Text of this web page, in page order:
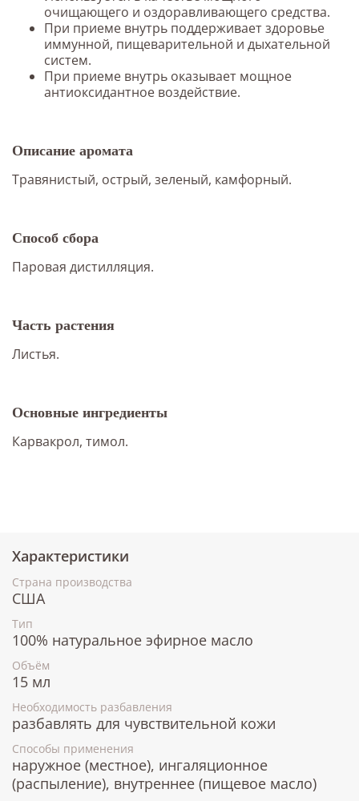
очищающего и оздоравливающего средства.
При приеме внутрь поддерживает здоровье
иммунной, пищеварительной и дыхательной
систем.
При приеме внутрь оказывает мощное
антиоксидантное воздействие.
Описание аромата
Травянистый, острый, зеленый, камфорный.
Способ сбора
Паровая дистилляция.
Часть растения
Листья.
Основные ингредиенты
Карвакрол, тимол.
Характеристики
Страна производства
США
Тип
100% натуральное эфирное масло
Объём
15 мл
Необходимость разбавления
разбавлять для чувствительной кожи
Способы применения
наружное (местное), ингаляционное
(распыление), внутреннее (пищевое масло)